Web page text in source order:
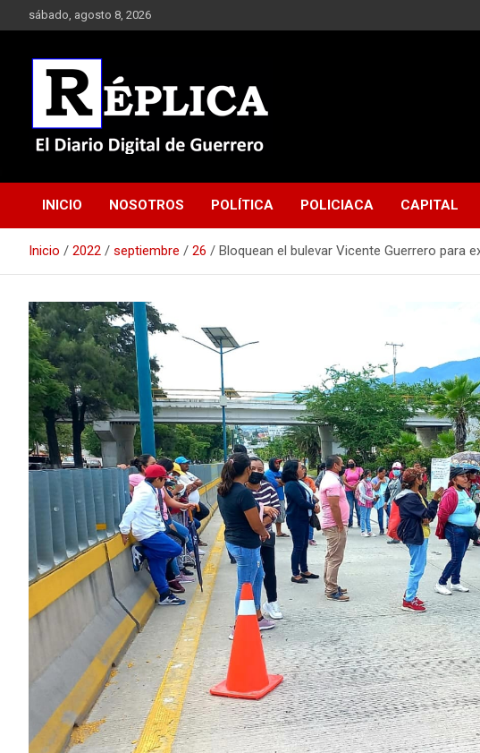
al
sábado, agosto 8, 2026
Réplica
INICIO NOSOTROS POLÍTICA POLICIACA CAPITAL
Inicio 2022 septiembre 26 Bloquean el bulevar Vicente Guerrero para